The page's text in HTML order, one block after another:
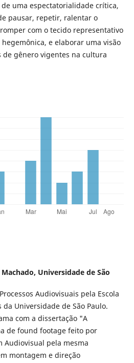
uma espectatorialidade crítica,
pausar, repetir, ralentar o
com o tecido representativo
e elaborar uma visão
de gênero vigentes na cultura
Universidade de São
Audiovisuais pela Escola
Universidade de São Paulo.
com a dissertação "A
de found footage feito por
Audiovisual pela mesma
montagem e direção